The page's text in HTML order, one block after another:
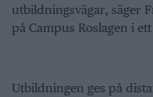
utbildningsvägar, säger
på Campus Roslagen i
Utbildningen ges på